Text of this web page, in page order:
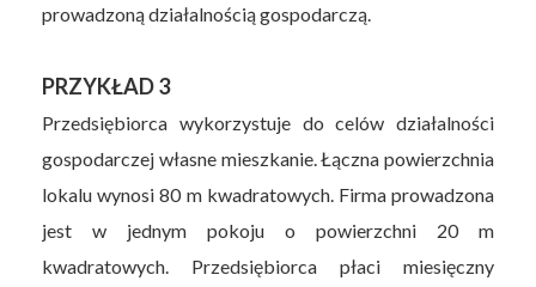
prowadzoną działalnością gospodarczą.
PRZYKŁAD 3
Przedsiębiorca wykorzystuje do celów działalności
gospodarczej własne mieszkanie. Łączna powierzchnia
lokalu wynosi 80 m kwadratowych. Firma prowadzona
jest w jednym pokoju o powierzchni 20 m
kwadratowych. Przedsiębiorca płaci miesięczny